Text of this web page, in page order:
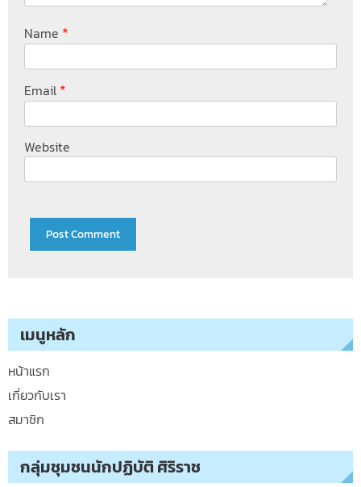
Name *
Email *
Website
เมนูหลัก
หน้าแรก
เกี่ยวกับเรา
สมาชิก
กลุ่มชุมชนนักปฏิบัติ ศิริราช